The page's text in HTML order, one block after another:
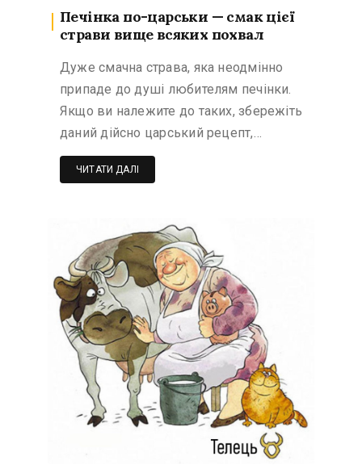
Печінка по-царськи — смак цієї
страви вище всяких похвал
Дуже смачна страва, яка неодмінно
припаде до душі любителям печінки.
Якщо ви належите до таких, збережіть
даний дійсно царський рецепт,…
ЧИТАТИ ДАЛІ